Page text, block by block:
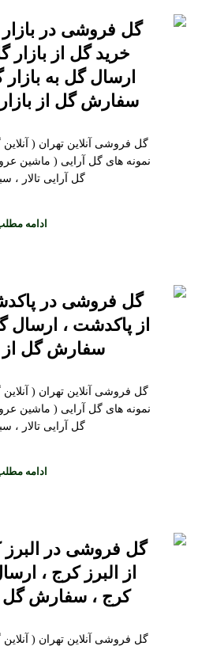
گل فروشی در
خرید گل از بازار
ارسال گل به
سفارش گل از
گل فروشی آنلاین تهران ( آنلاین
نمونه های گل آرایی ( ماشین
گل آرایی تالار ،
ادامه
گل فروشی در
از پاکدشت ، ارسال
سفارش گل
گل فروشی آنلاین تهران ( آنلاین
نمونه های گل آرایی ( ماشین
گل آرایی تالار ،
ادامه
گل فروشی در البرز
از البرز کرج ،
کرج ، سفارش گل
گل فروشی آنلاین تهران ( آنلاین